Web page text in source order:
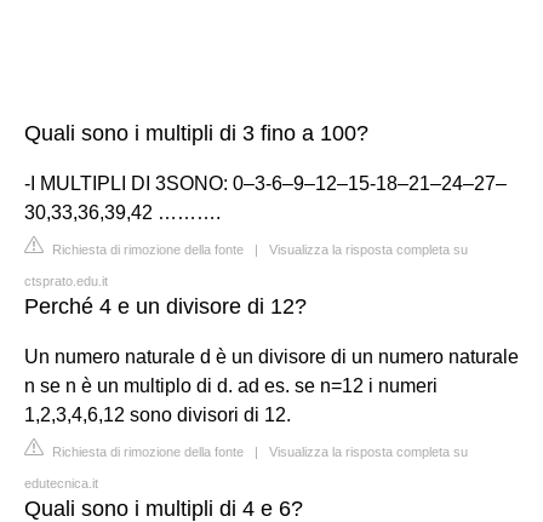
Quali sono i multipli di 3 fino a 100?
-I MULTIPLI DI 3SONO: 0–3-6–9–12–15-18–21–24–27–
30,33,36,39,42 ……….
Richiesta di rimozione della fonte | Visualizza la risposta completa su
ctsprato.edu.it
Perché 4 e un divisore di 12?
Un numero naturale d è un divisore di un numero naturale
n se n è un multiplo di d. ad es. se n=12 i numeri
1,2,3,4,6,12 sono divisori di 12.
Richiesta di rimozione della fonte | Visualizza la risposta completa su
edutecnica.it
Quali sono i multipli di 4 e 6?